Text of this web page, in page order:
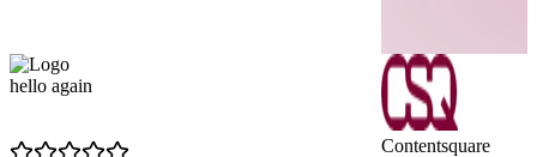
hello again
Contentsquare